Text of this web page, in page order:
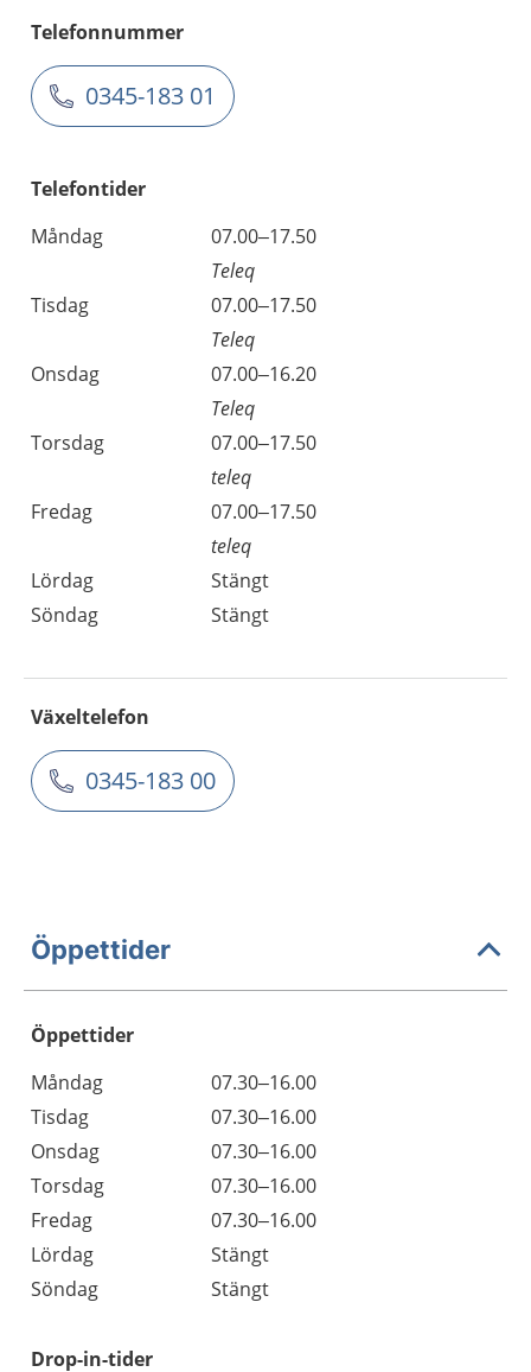
Telefonnummer
0345-183 01
Telefontider
Måndag
07.00–17.50
Teleq
Tisdag
07.00–17.50
Teleq
Onsdag
07.00–16.20
Teleq
Torsdag
07.00–17.50
teleq
Fredag
07.00–17.50
teleq
Lördag
Stängt
Söndag
Stängt
Växeltelefon
0345-183 00
Öppettider
Öppettider
Dag
Öppettider
Kommentarer
Måndag
07.30–16.00
Tisdag
07.30–16.00
Onsdag
07.30–16.00
Torsdag
07.30–16.00
Fredag
07.30–16.00
Lördag
Stängt
Söndag
Stängt
Drop-in-tider